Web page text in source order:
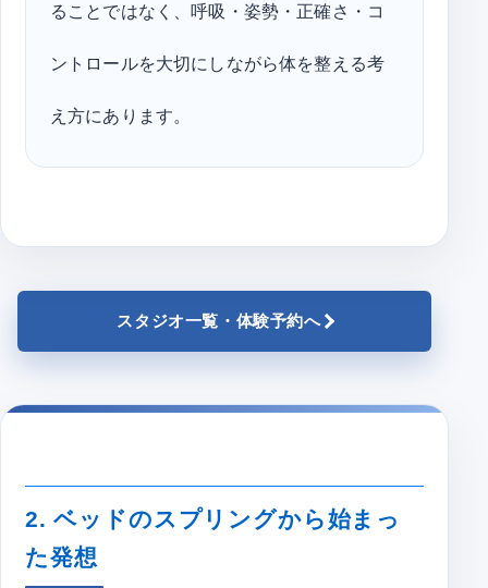
ることではなく、呼吸・姿勢・正確さ・コ
ントロールを大切にしながら体を整える考
え方にあります。
スタジオ一覧・体験予約へ
2. ベッドのスプリングから始まっ
た発想